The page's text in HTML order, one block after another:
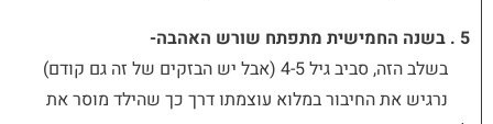
5 . בשנה החמישית מתפתח שורש האהבה-
בשלב הזה, סביב גיל 4-5 (אבל יש הבזקים של זה גם קודם)
נרגיש את החיבור במלוא עוצמתו דרך כך שהילד מוסר את